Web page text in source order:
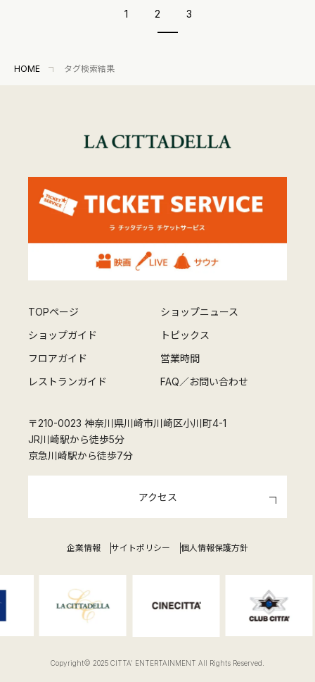
1 2 3
HOME タグ検索結果
TOPページ
ショップニュース
ショップガイド
トピックス
フロアガイド
営業時間
レストランガイド
FAQ／お問い合わせ
〒210-0023 神奈川県川崎市川崎区小川町4-1
JR川崎駅から徒歩5分
京急川崎駅から徒歩7分
アクセス
企業情報 サイトポリシー 個人情報保護方針
Copyright© 2025 CITTA' ENTERTAINMENT All Rights Reserved.